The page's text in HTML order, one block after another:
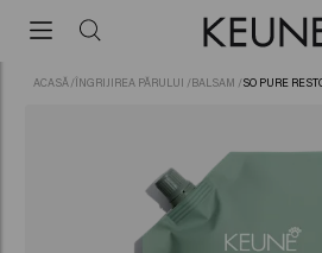
ACASĂ /ÎNGRIJIREA PĂRULUI /BALSAM /SO PURE